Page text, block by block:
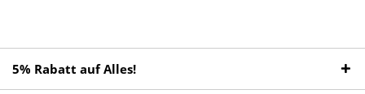
5% Rabatt auf Alles!